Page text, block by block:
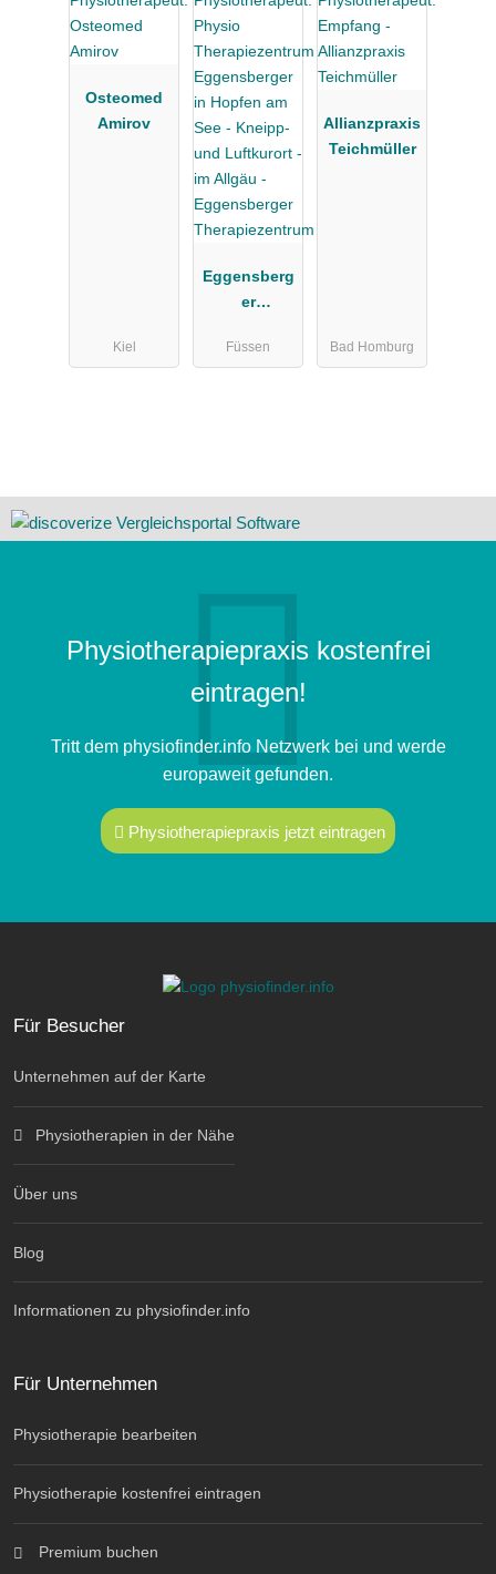
Osteomed
Amirov
Kiel
Eggensberg
er
trum
Füssen
Allianzpraxis
Teichmüller
Bad Homburg
Physiotherapiepraxis kostenfrei
eintragen!
Tritt dem physiofinder.info Netzwerk bei und werde
europaweit gefunden.
Physiotherapiepraxis jetzt eintragen
Für Besucher
Unternehmen auf der Karte
Physiotherapien in der Nähe
Über uns
Blog
Informationen zu physiofinder.info
Für Unternehmen
Physiotherapie bearbeiten
Physiotherapie kostenfrei eintragen
Premium buchen